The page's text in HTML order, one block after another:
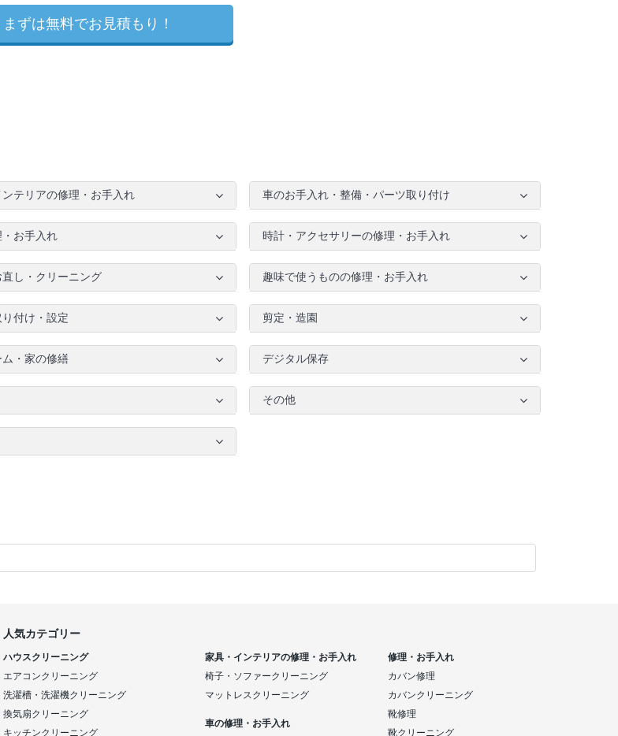
まずは無料でお見積もり！
テリアの修理・お手入れ 車のお手入れ・整備・パーツ取り付け
お手入れ 時計・アクセサリーの修理・お手入れ
し・クリーニング 趣味で使うものの修理・お手入れ
付け・設定 剪定・造園
ム・家の修繕 デジタル保存
その他
人気カテゴリー
ハウスクリーニング
エアコンクリーニング
洗濯槽・洗濯機クリーニング
換気扇クリーニング
キッチンクリーニング
家具・インテリアの修理・お手入れ
椅子・ソファークリーニング
マットレスクリーニング
車の修理・お手入れ
修理・お手入れ
カバン修理
カバンクリーニング
靴修理
靴クリーニング